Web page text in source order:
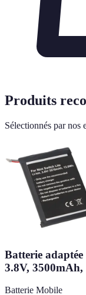
Produits
Sélectionnés par nos
Batterie
3.8V, 3500mAh,
Batterie Mobile